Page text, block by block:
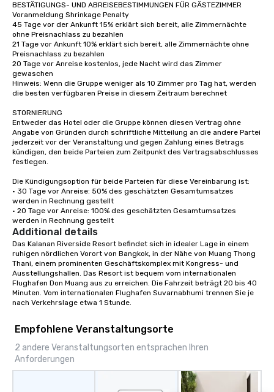
BESTÄTIGUNGS- UND ABREISEBESTIMMUNGEN FÜR GÄSTEZIMMER
Voranmeldung Shrinkage Penalty
45 Tage vor der Ankunft 15% erklärt sich bereit, alle Zimmernächte
ohne Preisnachlass zu bezahlen
21 Tage vor Ankunft 10% erklärt sich bereit, alle Zimmernächte ohne
Preisnachlass zu bezahlen
20 Tage vor Anreise kostenlos, jede Nacht wird das Zimmer
gewaschen
Hinweis: Wenn die Gruppe weniger als 10 Zimmer pro Tag hat, werden
die besten verfügbaren Preise in diesem Zeitraum berechnet
STORNIERUNG
Entweder das Hotel oder die Gruppe können diesen Vertrag ohne
Angabe von Gründen durch schriftliche Mitteilung an die andere Partei
jederzeit vor der Veranstaltung und gegen Zahlung eines Betrags
kündigen, den beide Parteien zum Zeitpunkt des Vertragsabschlusses
festlegen.
Die Kündigungsoption für beide Parteien für diese Vereinbarung ist:
· 30 Tage vor Anreise: 50% des geschätzten Gesamtumsatzes
werden in Rechnung gestellt
· 20 Tage vor Anreise: 100% des geschätzten Gesamtumsatzes
werden in Rechnung gestellt
Additional details
Das Kalanan Riverside Resort befindet sich in idealer Lage in einem
ruhigen nördlichen Vorort von Bangkok, in der Nähe von Muang Thong
Thani, einem prominenten Geschäftskomplex mit Kongress- und
Ausstellungshallen. Das Resort ist bequem vom internationalen
Flughafen Don Muang aus zu erreichen. Die Fahrzeit beträgt 20 bis 40
Minuten. Vom internationalen Flughafen Suvarnabhumi trennen Sie je
nach Verkehrslage etwa 1 Stunde.
Empfohlene Veranstaltungsorte
2 andere Veranstaltungsorten entsprachen Ihren
Anforderungen